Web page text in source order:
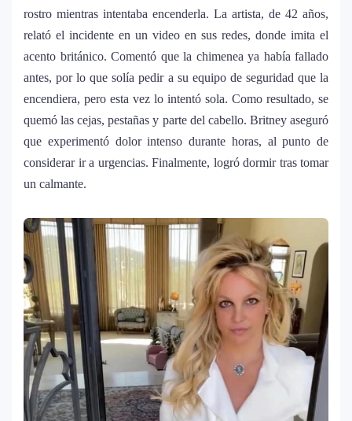
7
¿Cristian Castro terminó con Victoria
Kühne? El cantante aclara su situación
amorosa y confiesa que “no le gusta
estar solo”
8
Bad Bunny causa revuelo en México
antes de iniciar su gira “DeBÍ TiRAR MáS
FOToS World Tour”
Maluma se corona como el mejor vestido
homenaje a la moda colombiana
10
Carín León y Ricky Martin unen fuerzas
en una nueva versión de A Medio Vivir
11
Justin Bieber rompe récord en Coachella
2026: el artista mejor pagado de la
historia del festival
rostro mientras intentaba encenderla. La artista, de 42 años,
relató el incidente en un video en sus redes, donde imita el
acento británico. Comentó que la chimenea ya había fallado
antes, por lo que solía pedir a su equipo de seguridad que la
encendiera, pero esta vez lo intentó sola. Como resultado, se
quemó las cejas, pestañas y parte del cabello. Britney aseguró
que experimentó dolor intenso durante horas, al punto de
considerar ir a urgencias. Finalmente, logró dormir tras tomar
un calmante.